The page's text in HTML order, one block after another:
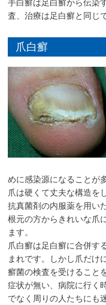
手白癬は足白癬から伝染
査、治療は足白癬と同じ
爪白癬
めに感染源になることが
爪は硬くて丈夫な構造を
抗真菌剤の内服薬を用い
根元の方からきれいな爪
ます。
爪白癬は足白癬に合併す
まれです。しかし爪だけ
癬菌の検査を受けること
症状が無い、病院に行く
でなく周りの人たちにも